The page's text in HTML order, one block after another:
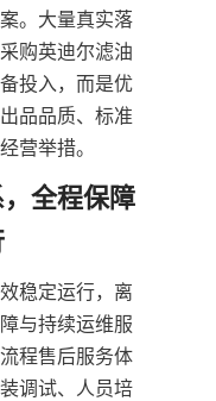
。大量真实落
购英迪尔滤油
投入，而是优
品品质、标准
营举措。
全程保障
稳定运行，离
与持续运维服
程售后服务体
调试、人员培